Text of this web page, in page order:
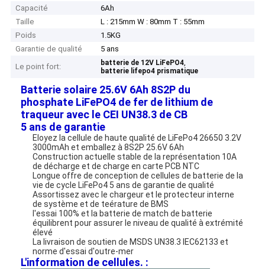
Capacité
6Ah
Taille
L : 215mm W : 80mm T : 55mm
Poids
1.5KG
Garantie de qualité
5 ans
Le point fort:
batterie de 12V LiFePO4,
batterie lifepo4 prismatique
Batterie solaire 25.6V 6Ah 8S2P du
phosphate LiFePO4 de fer de lithium de
traqueur avec le CEI UN38.3 de CB
5 ans de garantie
Eloyez la cellule de haute qualité de LiFePo4 26650 3.2V
3000mAh et emballez à 8S2P 25.6V 6Ah
Construction actuelle stable de la représentation 10A
de décharge et de charge en carte PCB NTC
Longue offre de conception de cellules de batterie de la
vie de cycle LiFePo4 5 ans de garantie de qualité
Assortissez avec le chargeur et le protecteur interne
de système et de teérature de BMS
l'essai 100% et la batterie de match de batterie
équilibrent pour assurer le niveau de qualité à extrémité
élevé
La livraison de soutien de MSDS UN38.3 IEC62133 et
norme d'essai d'outre-mer
L'information de cellules. :